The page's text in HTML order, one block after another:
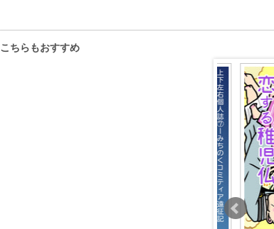
こちらもおすすめ